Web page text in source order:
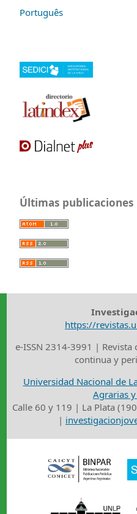
Português
Últimas publicaciones
https://
e-ISSN 2314-3991 |
continua y
Universidad Nacional de
Agrarias
Calle 60 y 119 | La Plata
|